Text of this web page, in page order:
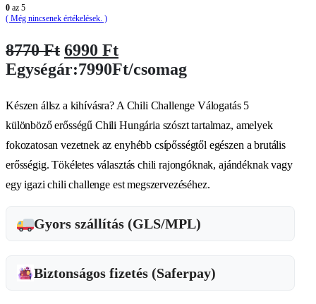
0 az 5
( Még nincsenek értékelések. )
8770Ft Original
price
8770 Ft.
6990 FtCurrent
price
6990 Ft.
Egységár:7990Ft/csomag
Készen állsz a kihívásra? A Chili Challenge Válogatás 5
különböző erősségű Chili Hungária szószt tartalmaz, amelyek
fokozatosan vezetnek az enyhébb csípősségtől egészen a brutális
erősségig. Tökéletes választás chili rajongóknak, ajándéknak vagy
egy igazi chili challenge est megszervezéséhez.
Gyors szállítás (GLS/MPL)
Biztonságos fizetés (Saferpay)